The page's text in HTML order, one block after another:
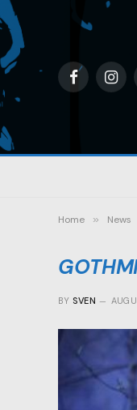
Facebook
Home » News
BY SVEN